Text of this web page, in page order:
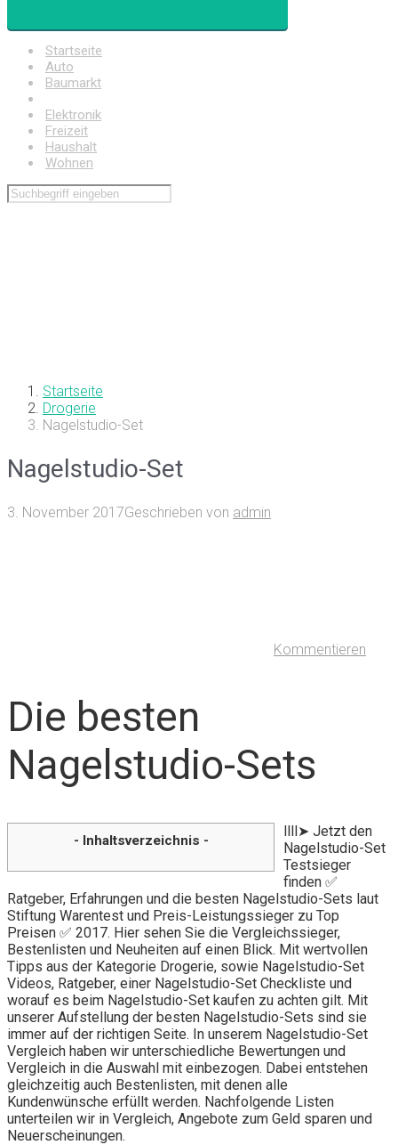
Startseite
Auto
Baumarkt
Elektronik
Freizeit
Haushalt
Wohnen
Startseite
Drogerie
Nagelstudio-Set
Nagelstudio-Set
3. November 2017Geschrieben von admin
Kommentieren
Die besten
Nagelstudio-Sets
- Inhaltsverzeichnis -
llll➤ Jetzt den
Nagelstudio-Set
Testsieger
finden ✅
Ratgeber, Erfahrungen und die besten Nagelstudio-Sets laut
Stiftung Warentest und Preis-Leistungssieger zu Top
Preisen ✅ 2017. Hier sehen Sie die Vergleichssieger,
Bestenlisten und Neuheiten auf einen Blick. Mit wertvollen
Tipps aus der Kategorie Drogerie, sowie Nagelstudio-Set
Videos, Ratgeber, einer Nagelstudio-Set Checkliste und
worauf es beim Nagelstudio-Set kaufen zu achten gilt. Mit
unserer Aufstellung der besten Nagelstudio-Sets sind sie
immer auf der richtigen Seite. In unserem Nagelstudio-Set
Vergleich haben wir unterschiedliche Bewertungen und
Vergleich in die Auswahl mit einbezogen. Dabei entstehen
gleichzeitig auch Bestenlisten, mit denen alle
Kundenwünsche erfüllt werden. Nachfolgende Listen
unterteilen wir in Vergleich, Angebote zum Geld sparen und
Neuerscheinungen.